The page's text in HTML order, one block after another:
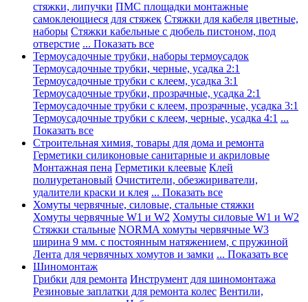
стяжки, липучки ПМС площадки монтажные
самоклеющиеся для стяжек Стяжки для кабеля цветные,
наборы Стяжки кабельные с дюбель пистоном, под
отверстие ... Показать все
Термоусадочные трубки, наборы термоусадок
Термоусадочные трубки, черные, усадка 2:1
Термоусадочные трубки с клеем, усадка 3:1
Термоусадочные трубки, прозрачные, усадка 2:1
Термоусадочные трубки с клеем, прозрачные, усадка 3:1
Термоусадочные трубки с клеем, черные, усадка 4:1 ...
Показать все
Строительная химия, товары для дома и ремонта
Герметики силиконовые санитарные и акриловые
Монтажная пена Герметики клеевые Клей
полиуретановый Очистители, обезжириватели,
удалители краски и клея ... Показать все
Хомуты червячные, силовые, стальные стяжки
Хомуты червячные W1 и W2 Хомуты силовые W1 и W2
Стяжки стальные NORMA хомуты червячные W3
ширина 9 мм. с постоянным натяжением, с пружиной
Лента для червячных хомутов и замки ... Показать все
Шиномонтаж
Грибки для ремонта Инструмент для шиномонтажа
Резиновые заплатки для ремонта колес Вентили,